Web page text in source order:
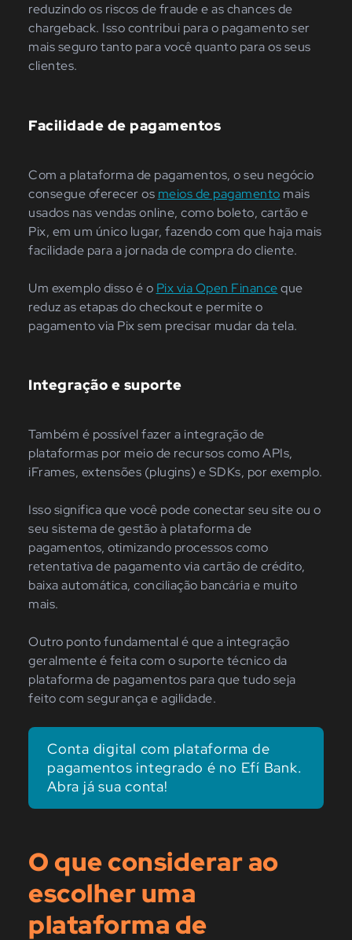
reduzindo os riscos de fraude e as chances de
chargeback. Isso contribui para o pagamento ser
mais seguro tanto para você quanto para os seus
clientes.
Facilidade de pagamentos
Com a plataforma de pagamentos, o seu negócio
consegue oferecer os meios de pagamento mais
usados nas vendas online, como boleto, cartão e
Pix, em um único lugar, fazendo com que haja mais
facilidade para a jornada de compra do cliente.
Um exemplo disso é o Pix via Open Financeque
reduz as etapas do checkout e permite o
pagamento via Pix sem precisar mudar da tela.
Integração e suporte
Também é possível fazer a integração de
plataformas por meio de recursos como APIs,
iFrames, extensões (plugins) e SDKs, por exemplo.
Isso significa que você pode conectar seu site ou o
seu sistema de gestão à plataforma de
pagamentos, otimizando processos como
retentativa de pagamento via cartão de crédito,
baixa automática, conciliação bancária e muito
mais.
Outro ponto fundamental é que a integração
geralmente é feita com o suporte técnico da
plataforma de pagamentos para que tudo seja
feito com segurança e agilidade.
Conta digital com plataforma de
pagamentos integrado é no Efí Bank.
Abra já sua conta!
O que considerar ao
escolher uma
plataforma de